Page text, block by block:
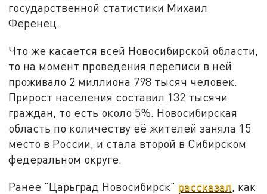
государственной статистики Михаил
Ференец.
Что же касается всей Новосибирской области,
то на момент проведения переписи в ней
проживало 2 миллиона 798 тысяч человек.
Прирост населения составил 132 тысячи
граждан, то есть около 5%. Новосибирская
область по количеству её жителей заняла 15
место в России, и стала второй в Сибирском
федеральном округе.
Ранее "Царьград Новосибирск" рассказал, как